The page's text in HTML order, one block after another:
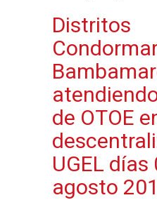
Distritos
de OTOE
UGEL días
agosto